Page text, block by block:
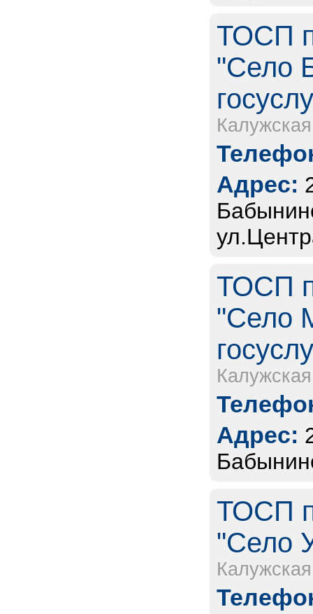
ТОСП
"Село
Адрес:
ТОСП
"Село
Адрес:
ТОСП
"Село